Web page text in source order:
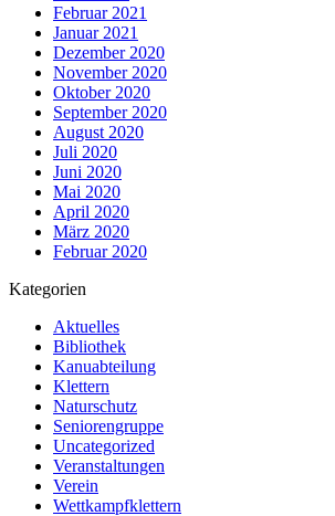
Februar 2021
Januar 2021
Dezember 2020
November 2020
Oktober 2020
September 2020
August 2020
Juli 2020
Juni 2020
Mai 2020
April 2020
März 2020
Februar 2020
Kategorien
Aktuelles
Bibliothek
Kanuabteilung
Klettern
Naturschutz
Seniorengruppe
Uncategorized
Veranstaltungen
Verein
Wettkampfklettern